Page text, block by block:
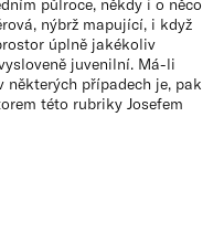
půlroce, někdy i o něco
nýbrž mapující, i když
úplně jakékoliv
juvenilní. Má-li
některých případech je, pak
této rubriky Josefem